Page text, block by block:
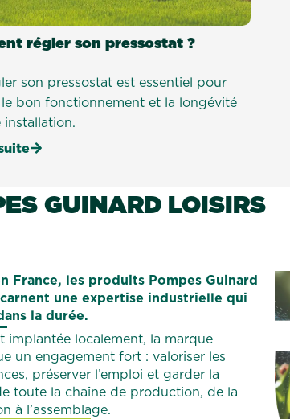
régler son pressostat ?
son pressostat est essentiel pour
bon fonctionnement et la longévité
installation.
GUINARD LOISIRS
France, les produits Pompes Guinard
une expertise industrielle qui
la durée.
implantée localement, la marque
un engagement fort : valoriser les
préserver l’emploi et garder la
toute la chaîne de production, de la
à l’assemblage.